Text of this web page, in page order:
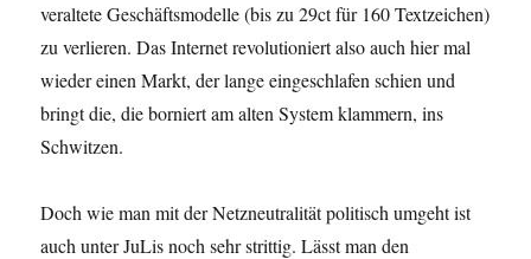
veraltete Geschäftsmodelle (bis zu 29ct für 160 Textzeichen)
zu verlieren. Das Internet revolutioniert also auch hier mal
wieder einen Markt, der lange eingeschlafen schien und
bringt die, die borniert am alten System klammern, ins
Schwitzen.
Doch wie man mit der Netzneutralität politisch umgeht ist
auch unter JuLis noch sehr strittig. Lässt man den